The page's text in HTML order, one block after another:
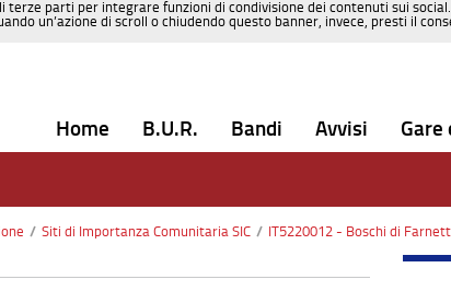
parti per integrare funzioni di condivisione dei contenuti sui
un’azione di scroll o chiudendo questo banner, invece, presti il
Home B.U.R. Bandi Avvisi Gare
/ Siti di Importanza Comunitaria SIC / IT5220012 - Boschi di